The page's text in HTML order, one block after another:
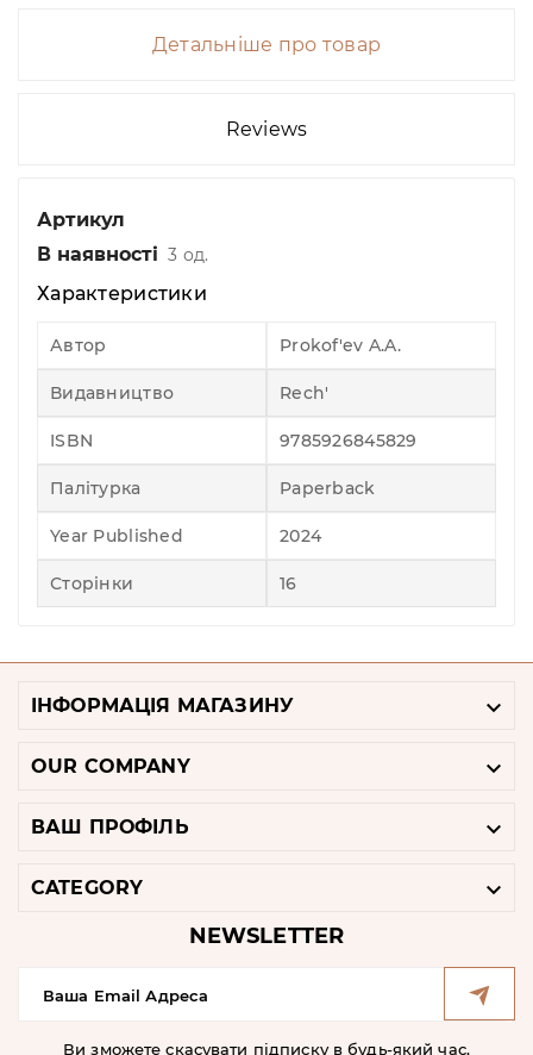
Детальніше про товар
Reviews
Артикул
В наявності 3 од.
Характеристики
Автор Prokof'ev A.A.
Видавництво Rech'
ISBN 9785926845829
Палітурка Paperback
Year Published 2024
Сторінки 16
ІНФОРМАЦІЯ МАГАЗИНУ 
OUR COMPANY 
ВАШ ПРОФІЛЬ 
CATEGORY 
NEWSLETTER
Ви зможете скасувати підписку в будь-який час,